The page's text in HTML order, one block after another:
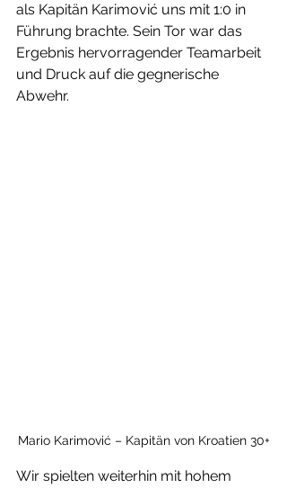
als Kapitän Karimović uns mit 1:0 in
Führung brachte. Sein Tor war das
Ergebnis hervorragender Teamarbeit
und Druck auf die gegnerische
Abwehr.
Mario Karimović – Kapitän von Kroatien 30+
Wir spielten weiterhin mit hohem